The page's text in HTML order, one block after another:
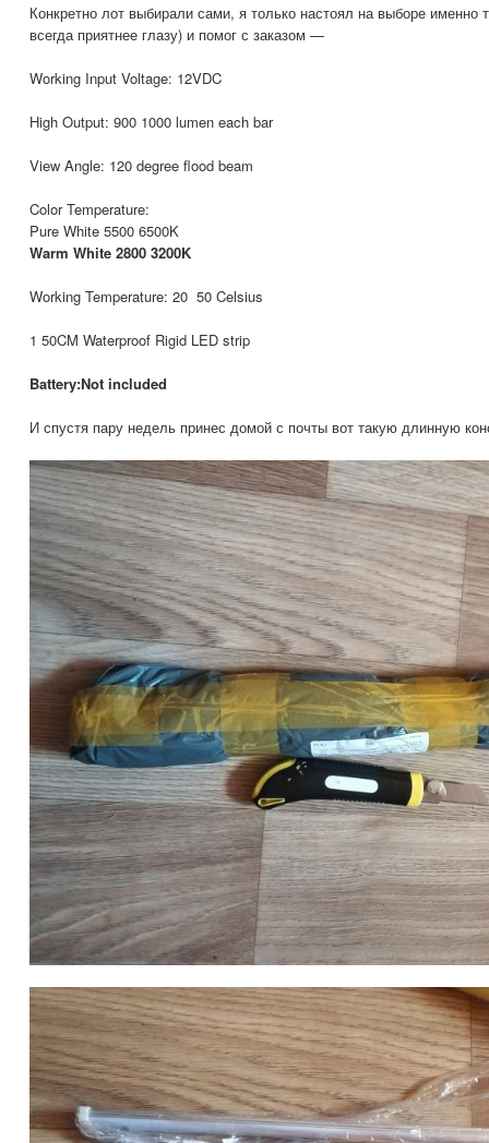
Конкретно лот выбирали сами, я только настоял на выборе именно
всегда приятнее глазу) и помог с заказом —
Working Input Voltage: 12VDC
High Output: 900 1000 lumen each bar
View Angle: 120 degree flood beam
Color Temperature:
Pure White 5500 6500K
Warm White 2800 3200K
Working Temperature: 20 50 Celsius
1 50CM Waterproof Rigid LED strip
Battery:Not included
И спустя пару недель принес домой с почты вот такую длинную